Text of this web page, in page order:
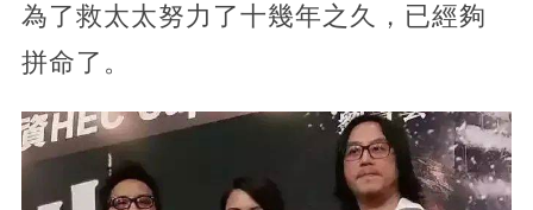
為了救太太努力了十幾年之久，已經夠
拼命了。